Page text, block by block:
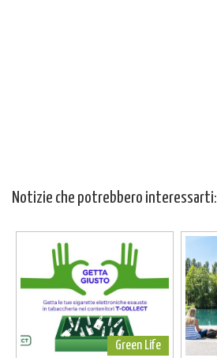
Notizie che potrebbero interessarti:
Green Life